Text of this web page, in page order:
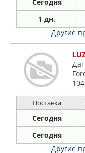
Сегодня
1 дн.
Другие
Поставка
Сегодня
Сегодня
Другие